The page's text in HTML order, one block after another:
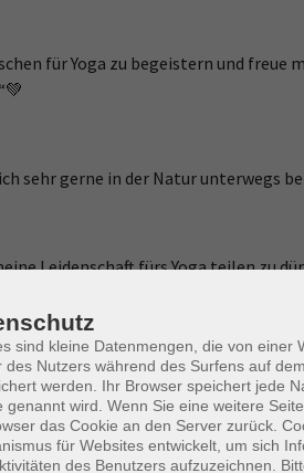
für Yoga zu begeistern und
sehr gerne in der Natur unterwegs
Leidenschaft fürs Yoga teilen zu
sind kleine Datenmengen, die von einer
des Nutzers während des Surfens auf
werden. Ihr Browser speichert jede
genannt wird. Wenn Sie eine weitere
das Cookie an den Server zurück.
für Websites entwickelt, um sich
des Benutzers aufzuzeichnen.